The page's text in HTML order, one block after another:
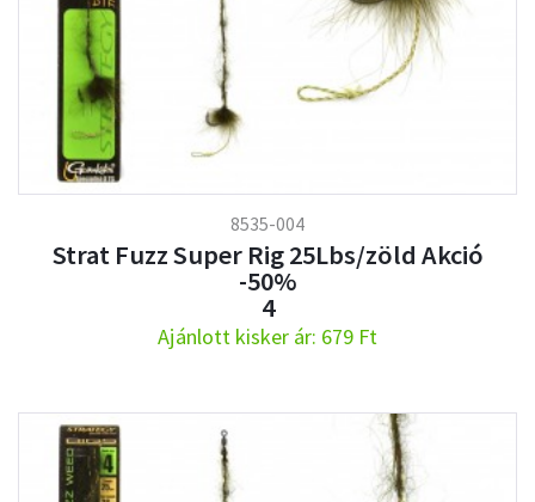
8535-004
Strat Fuzz Super Rig 25Lbs/zöld Akció
-50%
4
Ajánlott kisker ár: 679 Ft